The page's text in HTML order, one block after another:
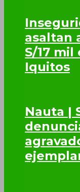
asaltan
S/17
Iquitos
Nauta |